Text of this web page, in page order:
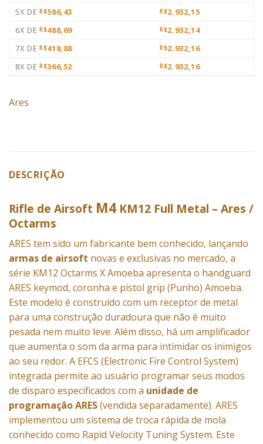
5X DE R$586,43 R$2.932,15
6X DE R$488,69 R$2.932,14
7X DE R$418,88 R$2.932,16
8X DE R$366,52 R$2.932,16
Ares
DESCRIÇÃO
Rifle de Airsoft M4 KM12 Full Metal – Ares /
Octarms
ARES tem sido um fabricante bem conhecido, lançando
armas de airsoft novas e exclusivas no mercado, a
série KM12 Octarms X Amoeba apresenta o handguard
ARES keymod, coronha e pistol grip (Punho) Amoeba.
Este modelo é construído com um receptor de metal
para uma construção duradoura que não é muito
pesada nem muito leve. Além disso, há um amplificador
que aumenta o som da arma para intimidar os inimigos
ao seu redor. A EFCS (Electronic Fire Control System)
integrada permite ao usuário programar seus modos
de disparo especificados com a unidade de
programação ARES(vendida separadamente). ARES
implementou um sistema de troca rápida de mola
conhecido como Rapid Velocity Tuning System. Este